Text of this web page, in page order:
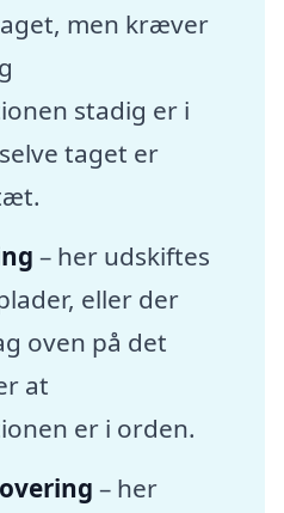
men kræver
stadig er i
taget er
– her udskiftes
eller der
oven på det
at
er i orden.
– her